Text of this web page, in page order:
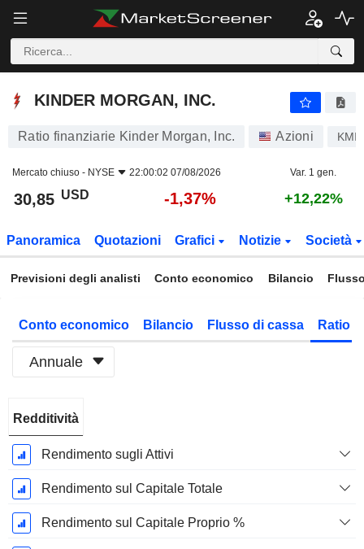
KINDER MORGAN, INC.
KINDER MORGAN, INC.
Ratio finanziarie Kinder Morgan, Inc. Azioni KMI
Mercato chiuso - NYSE 22:00:02 07/08/2026 Var. 1 gen.
30,85 USD -1,37% +12,22%
Panoramica Quotazioni Grafici Notizie Società
Previsioni degli analisti Conto economico Bilancio
Conto economico Bilancio Flusso di cassa Ratio
Annuale
Fiscale:
Dicembre
Redditività
Rendimento sugli Attivi
Rendimento sul Capitale Totale
Rendimento sul Capitale Proprio %